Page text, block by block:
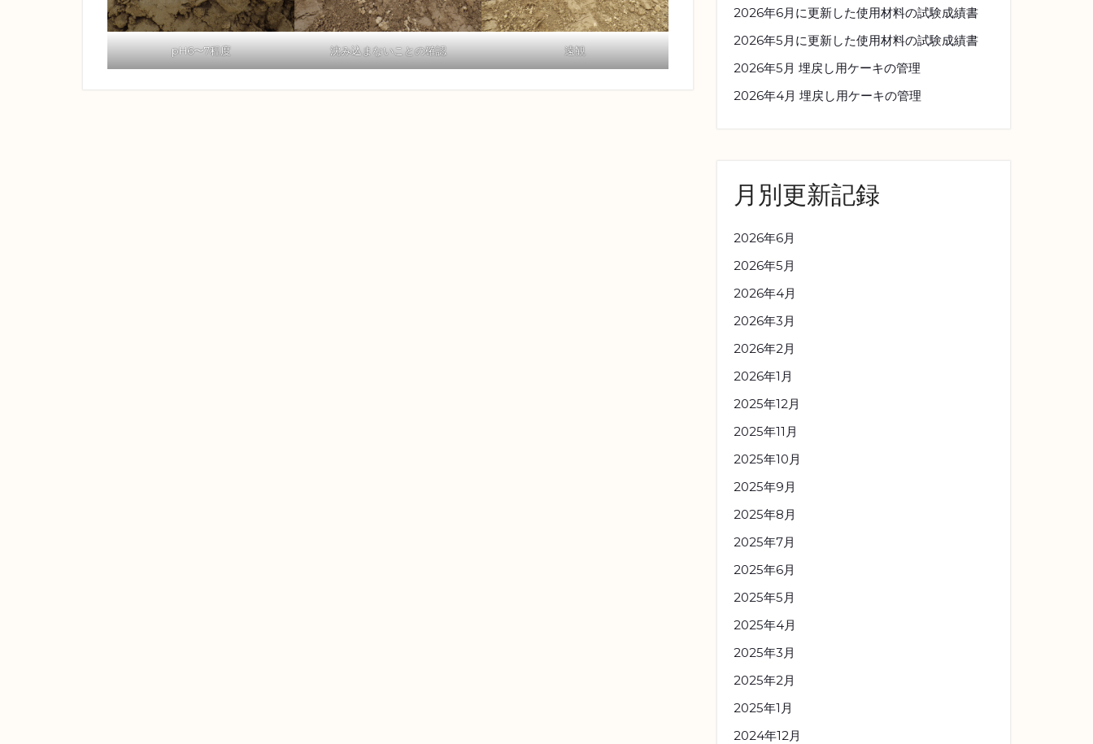
pH6〜7程度 沈み込まないことの確認 遠観
2026年6月に更新した使用材料の試験成績書
2026年5月に更新した使用材料の試験成績書
2026年5月 埋戻し用ケーキの管理
2026年4月 埋戻し用ケーキの管理
月別更新記録
2026年6月
2026年5月
2026年4月
2026年3月
2026年2月
2026年1月
2025年12月
2025年11月
2025年10月
2025年9月
2025年8月
2025年7月
2025年6月
2025年5月
2025年4月
2025年3月
2025年2月
2025年1月
2024年12月